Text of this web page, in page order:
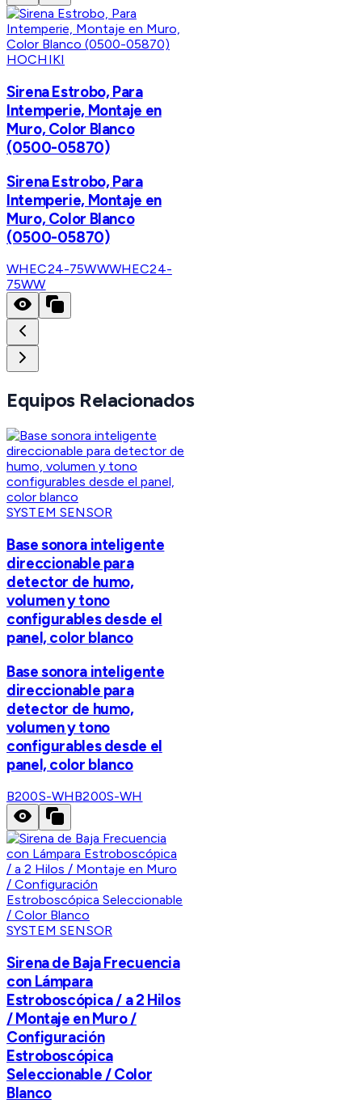
HOCHIKI
Sirena Estrobo, Para
Intemperie, Montaje en
Muro, Color Blanco
(0500-05870)
Sirena Estrobo, Para
Intemperie, Montaje en
Muro, Color Blanco
(0500-05870)
WHEC24-75WWWHEC24-
75WW
Equipos Relacionados
SYSTEM SENSOR
Base sonora inteligente
direccionable para
detector de humo,
volumen y tono
configurables desde el
panel, color blanco
Base sonora inteligente
direccionable para
detector de humo,
volumen y tono
configurables desde el
panel, color blanco
B200S-WHB200S-WH
SYSTEM SENSOR
Sirena de Baja Frecuencia
con Lámpara
Estroboscópica / a 2 Hilos
/ Montaje en Muro /
Configuración
Estroboscópica
Seleccionable / Color
Blanco